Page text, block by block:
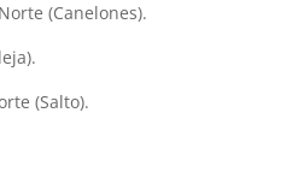
(Canelones).
(Salto).